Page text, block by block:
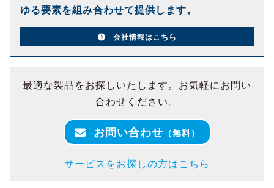
ゆる要素を組み合わせて提供します。
会社情報はこちら
最適な製品をお探しいたします。お気軽にお問い
合わせください。
お問い合わせ （無料）
サービスをお探しの方はこちら